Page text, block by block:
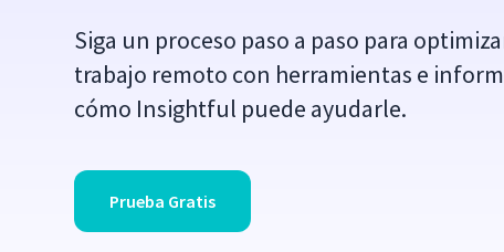
Siga un proceso paso a paso para
trabajo remoto con herramientas e
cómo Insightful puede ayudarle.
Prueba Gratis